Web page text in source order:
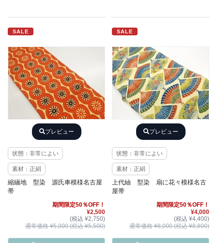
SALE
プレビュー
状態：非常によい
素材：正絹
縮緬地 型染 源氏車模様名古屋
帯
期間限定50％OFF！
¥2,500
(税込 ¥2,750)
通常価格 ¥5,000 (税込 ¥5,500)
SALE
プレビュー
状態：非常によい
素材：正絹
上代紬 型染 扇に花々模様名古
屋帯
期間限定50％OFF！
¥4,000
(税込 ¥4,400)
通常価格 ¥8,000 (税込 ¥8,800)